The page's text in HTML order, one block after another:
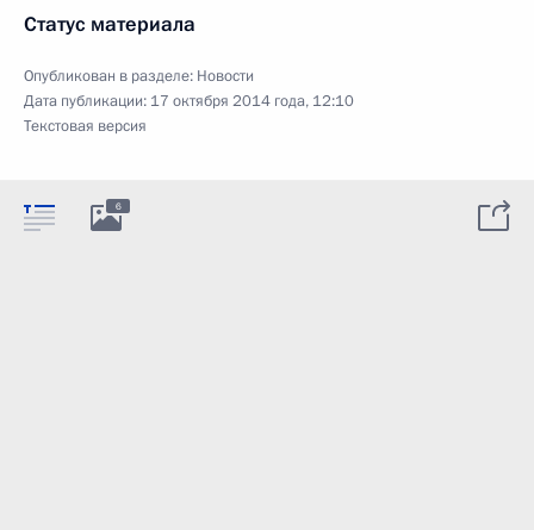
Статус материала
Опубликован в разделе: Новости
Дата публикации: 17 октября 2014 года, 12:10
Текстовая версия
6